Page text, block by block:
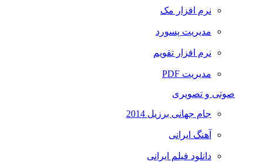
نرم افزار مک
مدیریت پسورد
نرم افزار تقویم
مدیریت PDF
صوتی و تصویری
جام جهانی برزیل 2014
آهنگ ایرانی
دانلود فیلم ایرانی